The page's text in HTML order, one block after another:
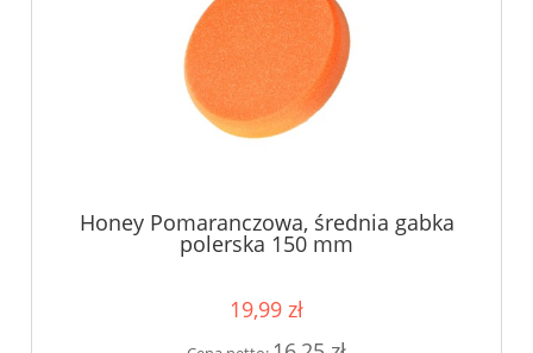
Honey Pomaranczowa, średnia gabka
polerska 150 mm
19,99 zł